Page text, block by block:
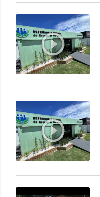
play_circle_outline
play_circle_outline